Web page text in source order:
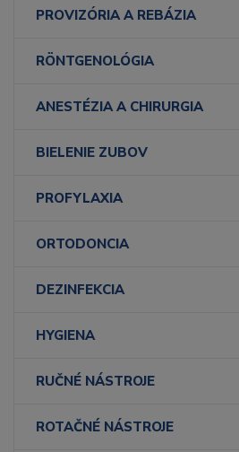
PROVIZÓRIA A REBÁZIA
RÖNTGENOLÓGIA
ANESTÉZIA A CHIRURGIA
BIELENIE ZUBOV
PROFYLAXIA
ORTODONCIA
DEZINFEKCIA
HYGIENA
RUČNÉ NÁSTROJE
ROTAČNÉ NÁSTROJE